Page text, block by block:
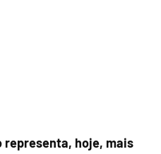
representa, hoje, mais